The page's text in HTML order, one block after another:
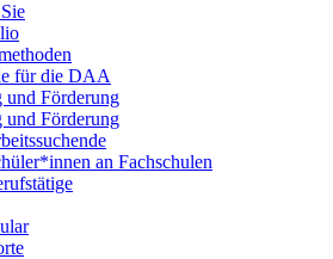
für die DAA
und Förderung
und Förderung
an Fachschulen